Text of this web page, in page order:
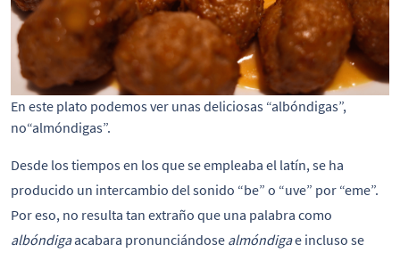
En este plato podemos ver unas deliciosas “albóndigas”,
no“almóndigas”.
Desde los tiempos en los que se empleaba el latín, se ha
producido un intercambio del sonido “be” o “uve” por “eme”.
Por eso, no resulta tan extraño que una palabra como
albóndigaacabara pronunciándose almóndigae incluso se